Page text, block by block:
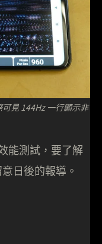
見 144Hz 一行顯示非
能測試，要了解
日後的報導。